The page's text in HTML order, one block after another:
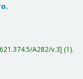
621.374.5/A282/v.3 (1).